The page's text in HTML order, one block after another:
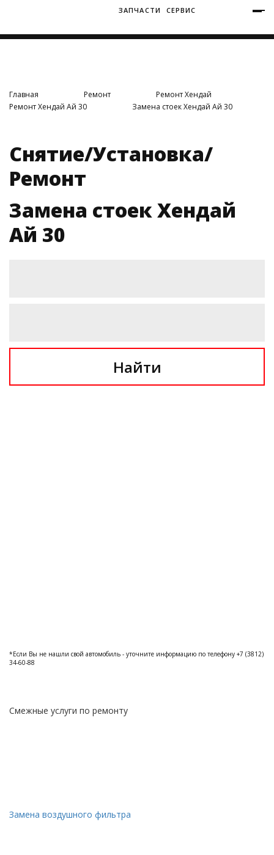
ЗАПЧАСТИ СЕРВИС
Главная Ремонт
Ремонт Хендай
Ремонт Хендай Ай 30
Замена стоек Хендай Ай 30
Снятие/Установка/
Ремонт
Замена стоек Хендай
Ай 30
Найти
*Если Вы не нашли свой автомобиль - уточните информацию по телефону +7 (3812)
34-60-88
Смежные услуги по ремонту
Замена воздушного фильтра